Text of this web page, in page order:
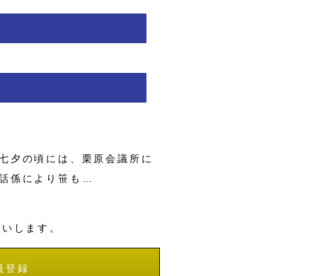
夕の頃には、栗原会議所に
係により笹も…
します。
登録